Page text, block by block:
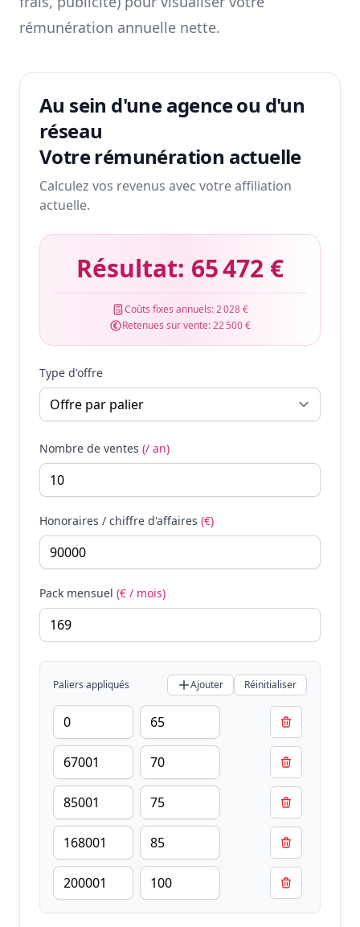
rémunération annuelle nette.
Au sein d'une agence ou d'un
réseau
Votre rémunération actuelle
Calculez vos revenus avec votre affiliation
actuelle.
Résultat: 65 472 €
Coûts fixes annuels:2 028 €
Retenues sur vente:22 500 €
Type d'offre
Nombre de ventes (/ an)
Honoraires / chiffre d'affaires (€)
Pack mensuel (€ / mois)
Paliers appliqués Ajouter Réinitialiser